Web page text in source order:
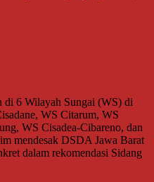
di 6 Wilayah Sungai (WS) di
WS Citarum, WS
WS Cisadea-Cibareno, dan
mendesak DSDA Jawa Barat
dalam rekomendasi Sidang